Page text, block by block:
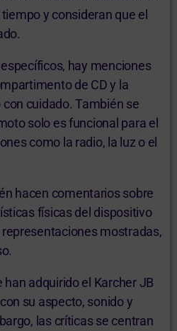
y consideran que el
hay menciones
de CD y la
cuidado. También se
solo es funcional para el
como la radio, la luz o el
hacen comentarios sobre
físicas del dispositivo
mostradas,
han adquirido el Karcher JB
su aspecto, sonido y
las críticas se centran